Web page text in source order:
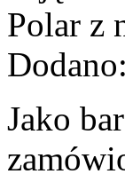
Polar z
Jako